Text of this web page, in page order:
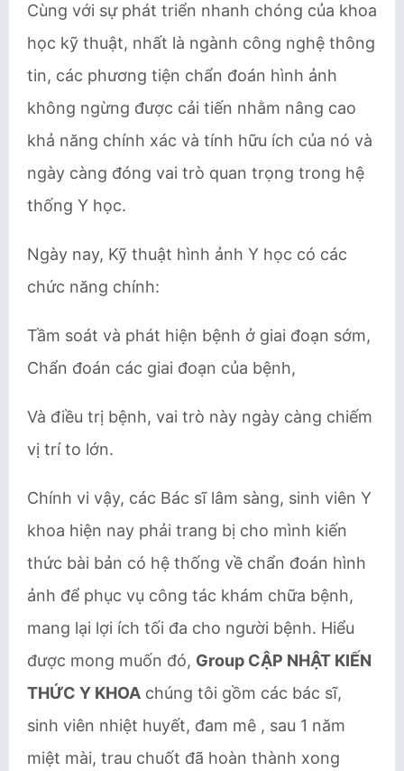
Cùng với sự phát triển nhanh chóng của khoa
học kỹ thuật, nhất là ngành công nghệ thông
tin, các phương tiện chẩn đoán hình ảnh
không ngừng được cải tiến nhằm nâng cao
khả năng chính xác và tính hữu ích của nó và
ngày càng đóng vai trò quan trọng trong hệ
thống Y học.
Ngày nay, Kỹ thuật hình ảnh Y học có các
chức năng chính:
Tầm soát và phát hiện bệnh ở giai đoạn sớm,
Chẩn đoán các giai đoạn của bệnh,
Và điều trị bệnh, vai trò này ngày càng chiếm
vị trí to lớn.
Chính vi vậy, các Bác sĩ lâm sàng, sinh viên Y
khoa hiện nay phải trang bị cho mình kiến
thức bài bản có hệ thống về chẩn đoán hình
ảnh để phục vụ công tác khám chữa bệnh,
mang lại lợi ích tối đa cho người bệnh. Hiểu
được mong muốn đó, Group CẬP NHẬT KIẾN
THỨC Y KHOA chúng tôi gồm các bác sĩ,
sinh viên nhiệt huyết, đam mê , sau 1 năm
miệt mài, trau chuốt đã hoàn thành xong